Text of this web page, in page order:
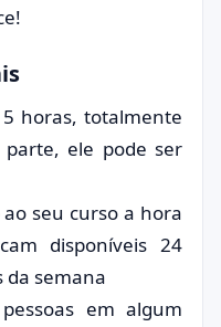
horas, totalmente
ele pode ser
seu curso a hora
disponíveis 24
da semana
em algum